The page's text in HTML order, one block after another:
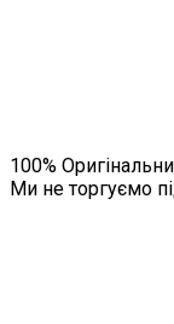
100%
Ми не торгуємо